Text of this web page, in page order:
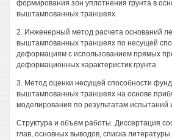
формирования зон уплотнения грунта в
выштампованных траншеях.
2. Инженерный метод расчета оснований
выштампованных траншеях по несущей
деформациям с использованием прямых
деформационных характеристик грунта.
3. Метод оценки несущей способности
выштампованных траншеях на основе
моделирования по результатам испытаний
Структура и объем работы. Диссертация
глав, основных выводов, списка